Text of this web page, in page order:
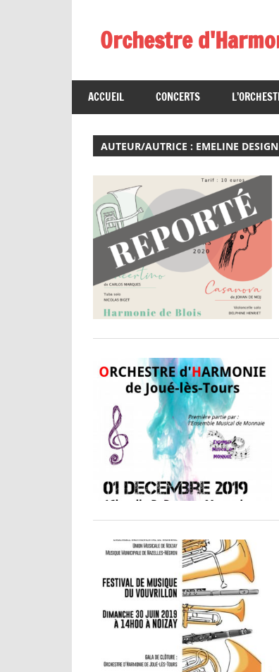
contentOrchestre
ACCUEIL CONCERTS
AUTEUR/AUTRICE : EMELINE DESIGN